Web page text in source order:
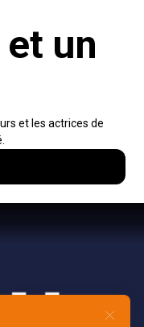
droit.
et fils RSS